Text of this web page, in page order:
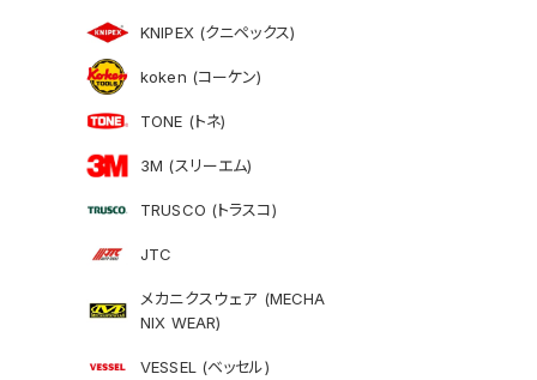
KNIPEX (クニペックス)
koken (コーケン)
TONE (トネ)
3M (スリーエム)
TRUSCO (トラスコ)
JTC
メカニクスウェア (MECHA
NIX WEAR)
VESSEL (ベッセル)